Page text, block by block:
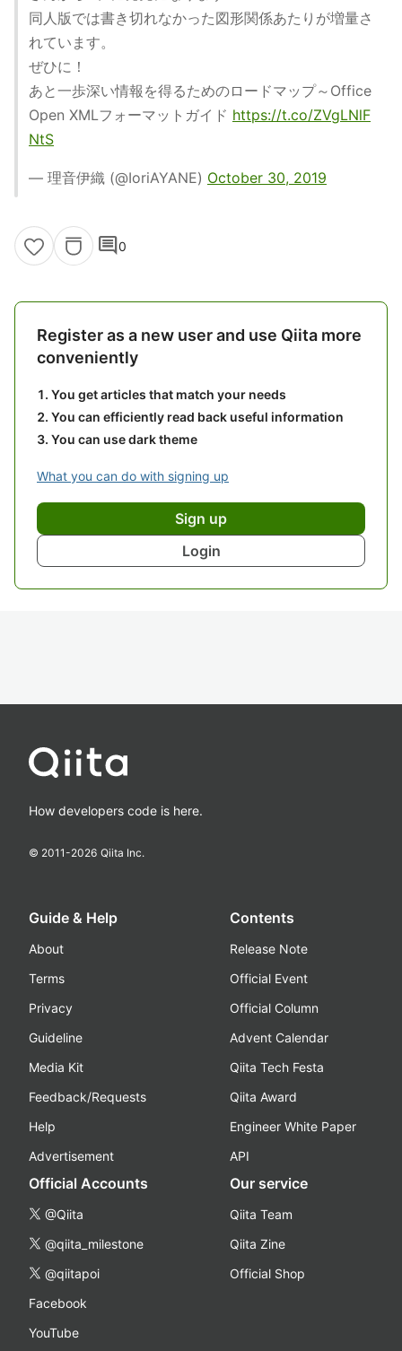
同人版では書き切れなかった図形関係あたりが増量さ
れています。
ぜひに！
あと一歩深い情報を得るためのロードマップ～Office
Open XMLフォーマットガイド https://t.co/ZVgLNlF
NtS
— 理音伊織 (@IoriAYANE) October 30, 2019
comment0
Register as a new user and use Qiita more
conveniently
You get articles that match your needs
You can efficiently read back useful information
You can use dark theme
What you can do with signing up
Sign up
Login
How developers code is here.
© 2011-2026 Qiita Inc.
Guide & Help
About
Terms
Privacy
Guideline
Media Kit
Feedback/Requests
Help
Advertisement
Contents
Release Note
Official Event
Official Column
Advent Calendar
Qiita Tech Festa
Qiita Award
Engineer White Paper
API
Official Accounts
@Qiita
@qiita_milestone
@qiitapoi
Facebook
YouTube
Our service
Qiita Team
Qiita Zine
Official Shop